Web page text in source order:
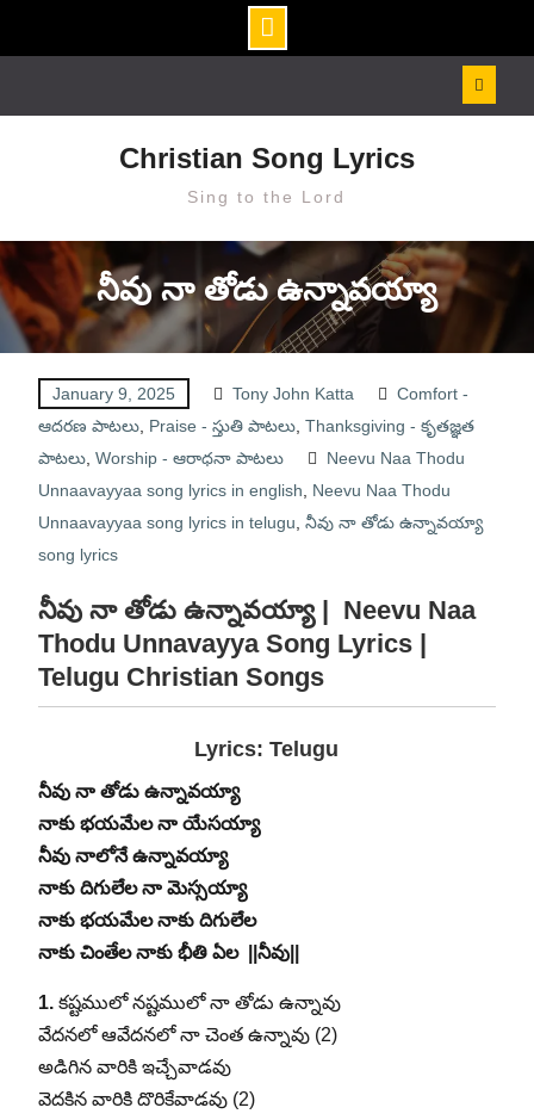
Christian Song Lyrics
Sing to the Lord
నీవు నా తోడు ఉన్నావయ్యా
January 9, 2025 Tony John Katta
Comfort -
ఆదరణ పాటలు, Praise - స్తుతి పాటలు, Thanksgiving - కృతజ్ఞత
పాటలు, Worship - ఆరాధనా పాటలు
Neevu Naa Thodu
Unnaavayyaa song lyrics in english
Neevu Naa Thodu
Unnaavayyaa song lyrics in telugu నీవు నా తోడు ఉన్నావయ్యా
song lyrics
నీవు నా తోడు ఉన్నావయ్యా | Neevu Naa
Thodu Unnavayya Song Lyrics |
Telugu Christian Songs
Lyrics: Telugu
నీవు నా తోడు ఉన్నావయ్యా
నాకు భయమేల నా యేసయ్యా
నీవు నాలోనే ఉన్నావయ్యా
నాకు దిగులేల నా మెస్సయ్యా
నాకు భయమేల నాకు దిగులేల
నాకు చింతేల నాకు భీతి ఏల ||నీవు||
1.కష్టములో నష్టములో నా తోడు ఉన్నావు
వేదనలో ఆవేదనలో నా చెంత ఉన్నావు (2)
అడిగిన వారికి ఇచ్చేవాడవు
వెదకిన వారికి దొరికేవాడవు (2)